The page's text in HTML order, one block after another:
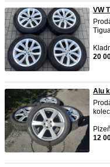
VW
20
Alu
12